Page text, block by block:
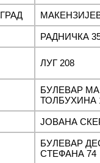
РАДНИЧКА
ЛУГ 208
БУЛЕВАР
ТОЛБУХИНА
ЈОВАНА
БУЛЕВАР
СТЕФАНА 74